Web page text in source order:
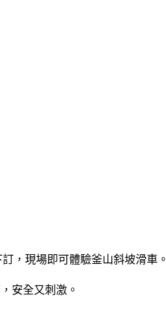
，現場即可體驗釜山斜坡滑車。
安全又刺激。